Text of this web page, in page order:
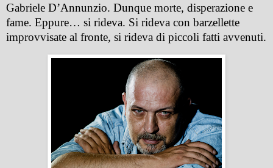
Gabriele D’Annunzio. Dunque morte, disperazione e
fame. Eppure… si rideva. Si rideva con barzellette
improvvisate al fronte, si rideva di piccoli fatti avvenuti.